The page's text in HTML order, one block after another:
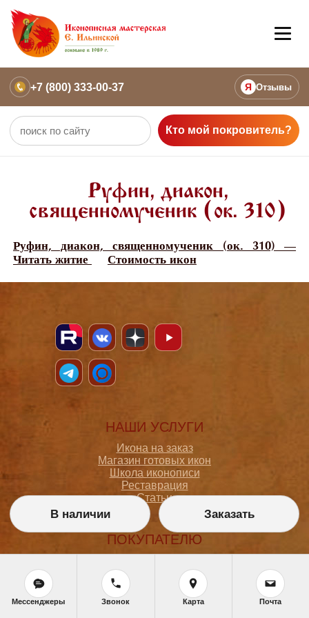
+7 (800) 333-00-37 Я Отзывы
Кто мой покровитель?
Руфин, диакон,
священномученик (ок. 310)
Руфин, диакон, священномученик (ок. 310) —
Читать житие
Стоимость икон
НАШИ УСЛУГИ
Икона на заказ
Магазин готовых икон
Школа иконописи
Реставрация
Статьи
ПОКУПАТЕЛЮ
Как сделать заказ
Доставка и оплата
Политика конфиденциальности
В наличии Заказать
Мессенджеры Звонок Карта Почта